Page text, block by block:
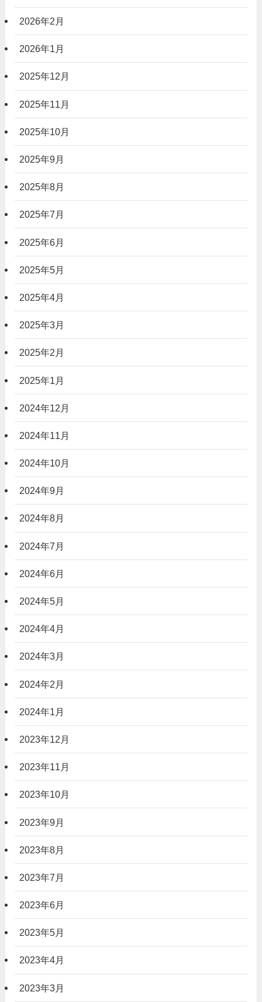
2026年2月
2026年1月
2025年12月
2025年11月
2025年10月
2025年9月
2025年8月
2025年7月
2025年6月
2025年5月
2025年4月
2025年3月
2025年2月
2025年1月
2024年12月
2024年11月
2024年10月
2024年9月
2024年8月
2024年7月
2024年6月
2024年5月
2024年4月
2024年3月
2024年2月
2024年1月
2023年12月
2023年11月
2023年10月
2023年9月
2023年8月
2023年7月
2023年6月
2023年5月
2023年4月
2023年3月